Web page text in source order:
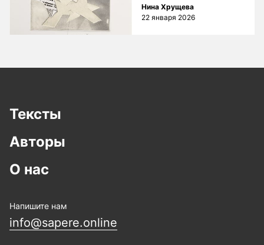
Нина Хрущева
22 января 2026
Тексты
Авторы
О нас
Напишите нам
info@sapere.online